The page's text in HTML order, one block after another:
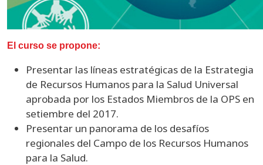
El curso se propone:
Presentar las líneas estratégicas de la Estrategia
de Recursos Humanos para la Salud Universal
aprobada por los Estados Miembros de la OPS en
setiembre del 2017.
Presentar un panorama de los desafíos
regionales del Campo de los Recursos Humanos
para la Salud.